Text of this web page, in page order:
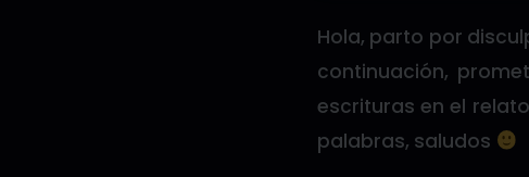
Hola, parto por
continuación,
escrituras en el
palabras, saludos